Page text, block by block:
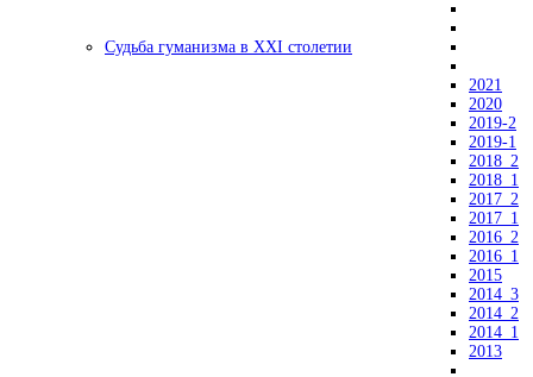
Судьба гуманизма в XXI столетии
2021
2020
2019-2
2019-1
2018_2
2018_1
2017_2
2017_1
2016_2
2016_1
2015
2014_3
2014_2
2014_1
2013